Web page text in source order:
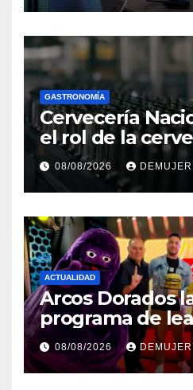
el Décimo
GASTRONOMÍA
Cervecería
el rol de la
motor de
económico y
en Panamá
08/08/2026
ACTUALIDAD
Arcos Dorados
programa de
‘MiMcDonald’s
tres de sus
leales de
08/08/2026